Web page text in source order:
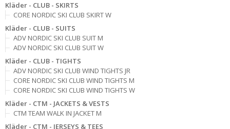
Kläder - CLUB - SKIRTS
CORE NORDIC SKI CLUB SKIRT W
Kläder - CLUB - SUITS
ADV NORDIC SKI CLUB SUIT M
ADV NORDIC SKI CLUB SUIT W
Kläder - CLUB - TIGHTS
ADV NORDIC SKI CLUB WIND TIGHTS JR
CORE NORDIC SKI CLUB WIND TIGHTS M
CORE NORDIC SKI CLUB WIND TIGHTS W
Kläder - CTM - JACKETS & VESTS
CTM TEAM WALK IN JACKET M
Kläder - CTM - JERSEYS & TEES